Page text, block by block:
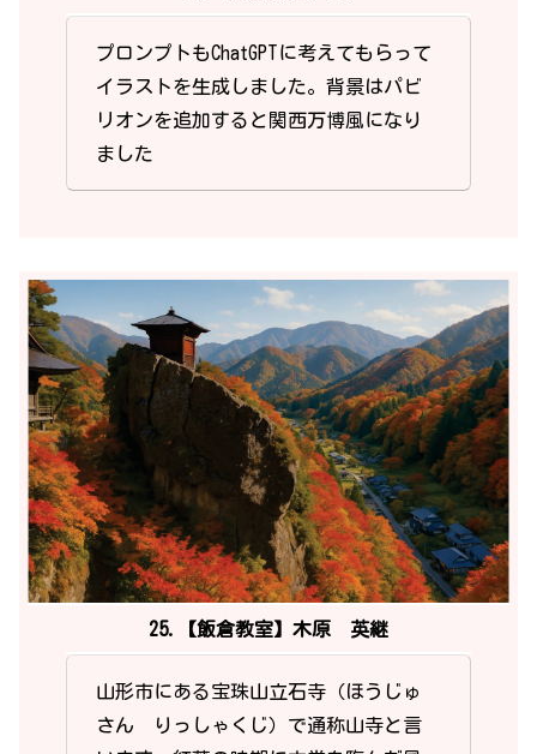
プロンプトもChatGPTに考えてもらって
イラストを生成しました。背景はパビ
リオンを追加すると関西万博風になり
ました
25.【飯倉教室】木原 英継
山形市にある宝珠山立石寺（ほうじゅ
さん りっしゃくじ）で通称山寺と言